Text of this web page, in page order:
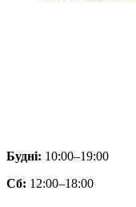
Будні: 10:00–19:00
Сб: 12:00–18:00